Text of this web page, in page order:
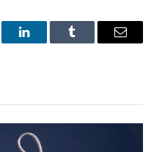
LinkedInTumblr Email